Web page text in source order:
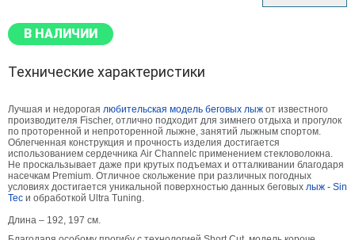
В НАЛИЧИИ
Технические характеристики
Лучшая и недорогая любительская модель беговых лыж от известного
производителя Fischer, отлично подходит для зимнего отдыха и прогулок
по проторенной и непроторенной лыжне, занятий лыжным спортом.
Облегченная конструкция и прочность изделия достигается
использованием сердечника Air Channelс применением стекловолокна.
Не проскальзывает даже при крутых подъемах и отталкивании благодаря
насечкам Premium. Отличное скольжение при различных погодных
условиях достигается уникальной поверхностью данных беговых лыж - Sin
Tec и обработкой Ultra Tuning.
Длина – 192, 197 см.